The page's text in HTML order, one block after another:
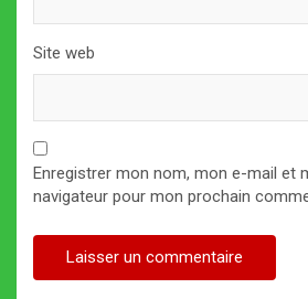
Site web
Enregistrer mon nom, mon e-mail et
navigateur pour mon prochain